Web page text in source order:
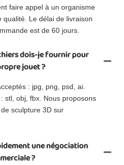
faire appel à un organisme
qualité. Le délai de livraison
est de 60 jours.
dois-je fournir pour
jouet ?
: jpg, png, psd, ai.
stl, obj, fbx. Nous proposons
sculpture 3D sur
une négociation
?